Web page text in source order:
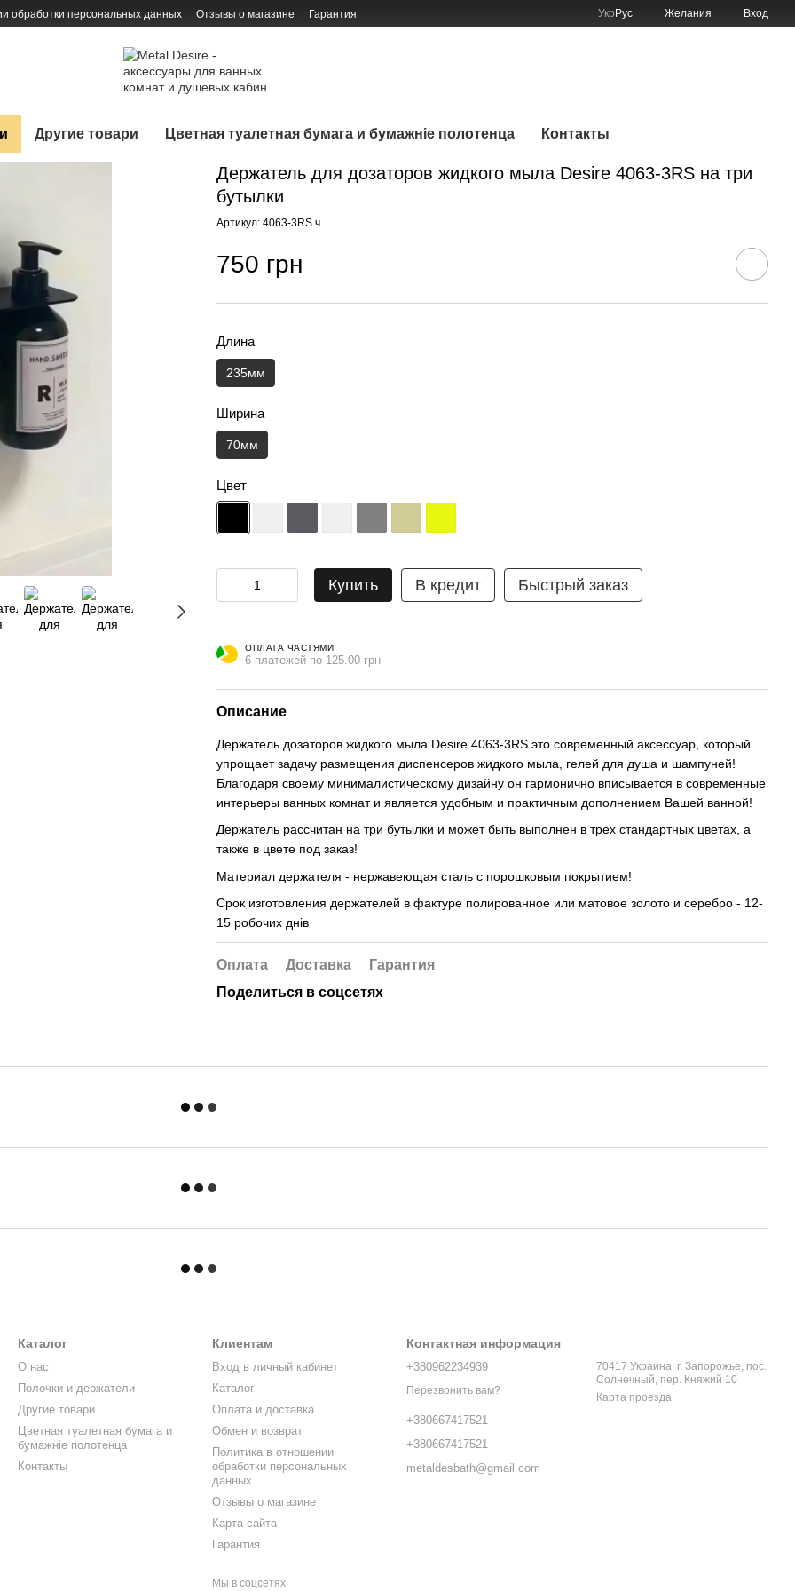
обработки персональных данных Отзывы о магазине Гарантия Укр Рус Желания Вход
Другие товари Цветная туалетная бумага и бумажніе полотенца Контакты
Держатель для дозаторов жидкого мыла Desire 4063-3RS на три
бутылки
Артикул: 4063-3RS ч
750 грн
Длина
235мм
Ширина
70мм
Цвет
Купить В кредит Быстрый заказ
ОПЛАТА ЧАСТЯМИ
6 платежей по 125.00 грн
Описание
Держатель дозаторов жидкого мыла Desire 4063-3RS это современный аксессуар, который
упрощает задачу размещения диспенсеров жидкого мыла, гелей для душа и шампуней!
Благодаря своему минималистическому дизайну он гармонично вписывается в современные
интерьеры ванных комнат и является удобным и практичным дополнением Вашей ванной!
Держатель рассчитан на три бутылки и может быть выполнен в трех стандартных цветах, а
также в цвете под заказ!
Материал держателя - нержавеющая сталь с порошковым покрытием!
Срок изготовления держателей в фактуре полированное или матовое золото и серебро - 12-
15 робочих днів
Оплата Доставка
Гарантия
Поделиться в соцсетях
Каталог
О нас
Полочки и держатели
Другие товари
Цветная туалетная бумага и
бумажніе полотенца
Контакты
Клиентам
Вход в личный кабинет
Каталог
Оплата и доставка
Обмен и возврат
Политика в отношении
обработки персональных
данных
Отзывы о магазине
Карта сайта
Гарантия
Мы в соцсетях
Контактная информация
+380962234939
Перезвонить вам?
+380667417521
+380667417521
metaldesbath@gmail.com
70417 Украина, г. Запорожье, пос.
Солнечный, пер. Княжий 10
Карта проезда